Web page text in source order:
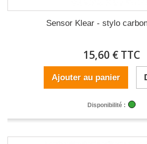
Sensor Klear - stylo
15,60 € TTC
Ajouter au panier
Disponibilité :